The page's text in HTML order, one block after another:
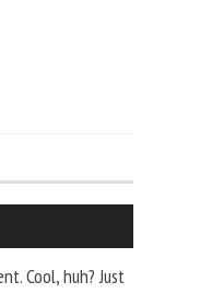
Cool, huh? Just